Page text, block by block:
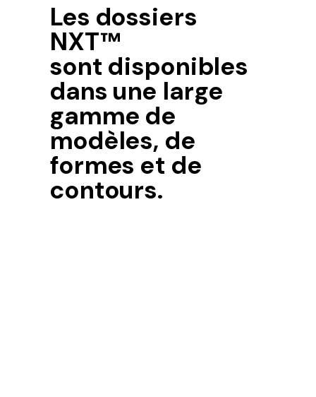
Les dossiers
NXT™
sont disponibles
dans une large
gamme de
modèles, de
formes et de
contours.